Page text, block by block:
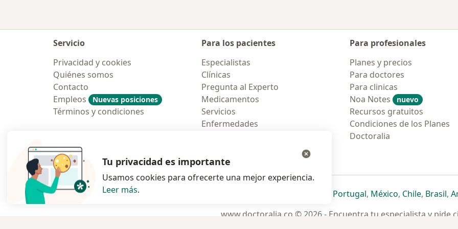
Servicio
Privacidad y cookies
Quiénes somos
Contacto
Empleos
Nuevas posiciones
Términos y condiciones
Para los pacientes
Especialistas
Clínicas
Pregunta al Experto
Medicamentos
Servicios
Enfermedades
Para profesionales
Planes y precios
Para doctores
Para clinicas
Noa Notes
nuevo
Recursos gratuitos
Condiciones de los Planes
Doctoralia
Polska se abre en una nueva pestaña
se abre en una nueva pestaña
se abre en una nueva pestaña
se abre en una nueva pestaña
Portugalse abre en una nueva
, Méxicose abre en una
, Chilese abre
, Brasilse
,
www.doctoralia.co © 2026 - Encuentra tu especialista y pide
Tu privacidad es importante
Usamos cookies para ofrecerte una mejor experiencia.
Leer más.